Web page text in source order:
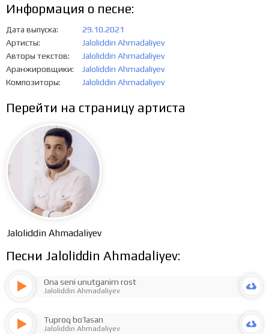
Информация о песне:
Дата выпуска
29.10.2021
Артисты
Jaloliddin Ahmadaliyev
Авторы текстов
Jaloliddin Ahmadaliyev
Аранжировщики
Jaloliddin Ahmadaliyev
Композиторы
Jaloliddin Ahmadaliyev
Перейти на страницу артиста
Jaloliddin Ahmadaliyev
Песни Jaloliddin Ahmadaliyev:
Ona seni unutganim rost
Jaloliddin Ahmadaliyev
Tuproq bo’lasan
Jaloliddin Ahmadaliyev